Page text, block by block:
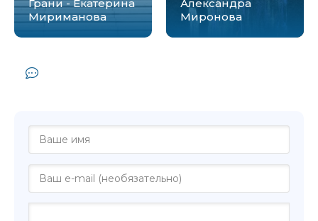
Грани - Екатерина
Мириманова
Александра
Миронова